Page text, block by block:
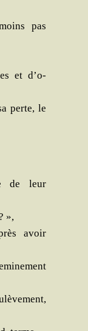
pas
et d’o­
perte, le
de leur
»,
avoir